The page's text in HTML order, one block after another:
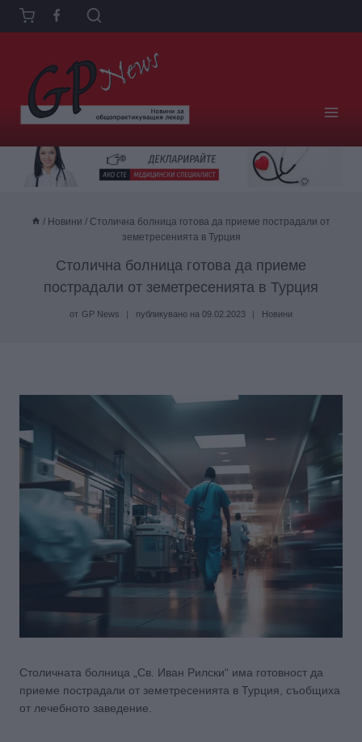
Към
съдържанието
/ Новини / Столична болница готова да приеме пострадали от
земетресенията в Турция
Столична болница готова да приеме
пострадали от земетресенията в Турция
от GP News публикувано на 09.02.2023 Новини
Столичната болница „Св. Иван Рилски“ има готовност да
приеме пострадали от земетресенията в Турция, съобщиха
от лечебното заведение.